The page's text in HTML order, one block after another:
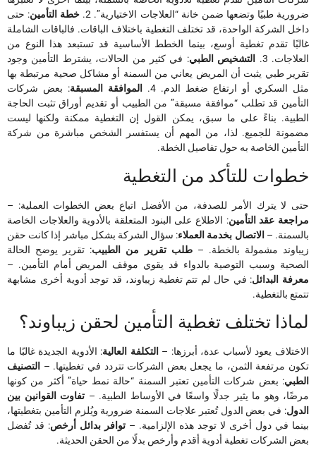
ضرورية طبيًا وتضعها ضمن خانة “العلاجات الاختيارية”. 2.
خطة التأمين: حتى
داخل الشركة الواحدة، قد تختلف التغطية باختلاف الباقات. فالباقات الشاملة
غالبًا تقدم تغطية أوسع، بينما الخطط الأساسية قد تستبعد هذا النوع من
العلاجات. 3.
التشخيص الطبي: في كثير من الحالات، يشترط التأمين وجود
تقرير طبي يثبت أن المريض يعاني من السمنة أو مشاكل صحية مرتبطة بها
مثل السكري أو ارتفاع ضغط الدم. 4.
الموافقة المسبقة: بعض شركات
التأمين قد تطلب “موافقة مسبقة” من الطبيب أو تقديم أوراق تثبت الحاجة
الطبية. بناءً على ما سبق، يمكن القول إن التغطية ممكنة ولكنها ليست
مضمونة للجميع. لذا، من المهم أن يستفسر الشخص مباشرة من شركة
التأمين الخاصة به حول تفاصيل الخطة.
خطوات للتأكد من التغطية
حتى لا يترك الأمر للصدفة، من الأفضل اتباع بعض الخطوات العملية: –
مراجعة عقد التأمين: الاطلاع على البنود المتعلقة بالأدوية والعلاجات الخاصة
بالسمنة. – الاتصال بخدمة العملاء: سؤال الشركة بشكل مباشر إذا كانت حقن
زيباوند مشمولة بالخطة. –طلب تقرير من الطبيب: تقرير يوضح الحالة
الصحية وسبب التوصية بالدواء قد يقوي موقف المريض أمام التأمين. –
معرفة البدائل: في حال لم تتم تغطية زيباوند، قد توجد أدوية أخرى مشابهة
تتمتع بالتغطية.
لماذا تختلف تغطية التأمين لحقن زيباوند؟
الاختلاف يعود لأسباب عدة، أبرزها: – التكلفة العالية: الأدوية الجديدة غالبًا ما
تكون مرتفعة الثمن، ما يجعل بعض الشركات تتردد في تغطيتها. –
التصنيف
الطبي: بعض شركات التأمين تعتبر السمنة “حالة نمط حياة” أكثر من كونها
مرضًا، وهو ما يثير جدلًا واسعًا في الأوساط الطبية. – تفاوت القوانين بين
الدول: في بعض الدول تُعتبر علاجات السمنة ضرورية ويُلزم التأمين بتغطيتها،
بينما في دول أخرى لا توجد هذه الإلزامية. – توافر بدائل أرخص: قد تُفضل
بعض الشركات تغطية أدوية أقدم وأرخص بدلًا من الحقن الحديثة.